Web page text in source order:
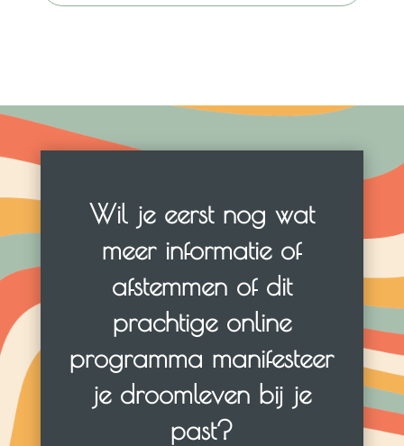
Wil je eerst nog wat
meer informatie of
afstemmen of dit
prachtige online
programma manifesteer
je droomleven bij je
past?